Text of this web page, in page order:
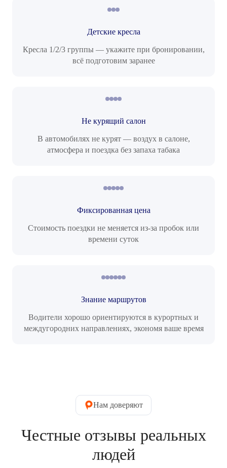
Детские кресла
Кресла 1/2/3 группы — укажите при бронировании,
всё подготовим заранее
Не курящий салон
В автомобилях не курят — воздух в салоне,
атмосфера и поездка без запаха табака
Фиксированная цена
Стоимость поездки не меняется из-за пробок или
времени суток
Знание маршрутов
Водители хорошо ориентируются в курортных и
междугородних направлениях, экономя ваше время
Нам доверяют
Честные отзывы реальных
людей